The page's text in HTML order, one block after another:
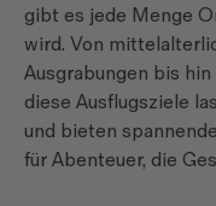
gibt es jede Menge
wird. Von
Ausgrabungen bis
diese Ausflugsziele
und bieten
für Abenteuer, die